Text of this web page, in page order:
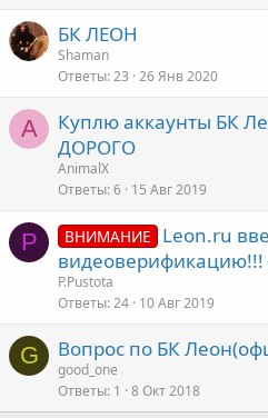
БК ЛЕОН
Shaman
Ответы 23 26 Янв 2020
A
Куплю аккаунты БК
ДОРОГО
AnimalX
Ответы 6 15 Авг 2019
P ВНИМАНИЕ
Leon.ru
видеоверификацию!!!
P.Pustota
Ответы 24 10 Авг 2019
G Вопрос по БК
good_one
Ответы 1 8 Окт 2018